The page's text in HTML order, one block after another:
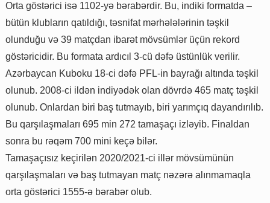
Orta göstərici isə 1102-yə bərabərdir. Bu, indiki formatda –
bütün klubların qatıldığı, təsnifat mərhələlərinin təşkil
olunduğu və 39 matçdan ibarət mövsümlər üçün rekord
göstəricidir. Bu formata ardıcıl 3-cü dəfə üstünlük verilir.
Azərbaycan Kuboku 18-ci dəfə PFL-in bayrağı altında təşkil
olunub. 2008-ci ildən indiyədək olan dövrdə 465 matç təşkil
olunub. Onlardan biri baş tutmayıb, biri yarımçıq dayandırılıb.
Bu qarşılaşmaları 695 min 272 tamaşaçı izləyib. Finaldan
sonra bu rəqəm 700 mini keçə bilər.
Tamaşaçısız keçirilən 2020/2021-ci illər mövsümünün
qarşılaşmaları və baş tutmayan matç nəzərə alınmamaqla
orta göstərici 1555-ə bərabər olub.